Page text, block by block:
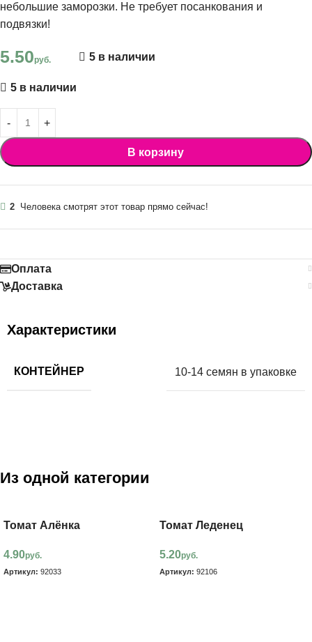
небольшие заморозки. Не требует посанкования и
подвязки!
5.50руб. 5 в наличии
5 в наличии
В корзину
2 Человека смотрят этот товар прямо сейчас!
Оплата
Доставка
Характеристики
КОНТЕЙНЕР 10-14 семян в упаковке
Из одной категории
Томат Алёнка
4.90руб.
Артикул: 92033
Томат Леденец
5.20руб.
Артикул: 92106